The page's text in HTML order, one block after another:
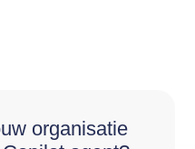
organisatie